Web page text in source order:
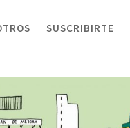
SUSCRIBIRTE